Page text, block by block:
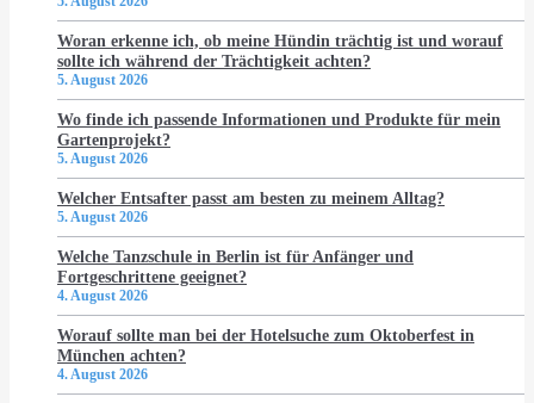
Woran erkenne ich, ob meine Hündin trächtig ist und worauf
sollte ich während der Trächtigkeit achten?
5. August 2026
Wo finde ich passende Informationen und Produkte für mein
Gartenprojekt?
5. August 2026
Welcher Entsafter passt am besten zu meinem Alltag?
5. August 2026
Welche Tanzschule in Berlin ist für Anfänger und
Fortgeschrittene geeignet?
4. August 2026
Worauf sollte man bei der Hotelsuche zum Oktoberfest in
München achten?
4. August 2026